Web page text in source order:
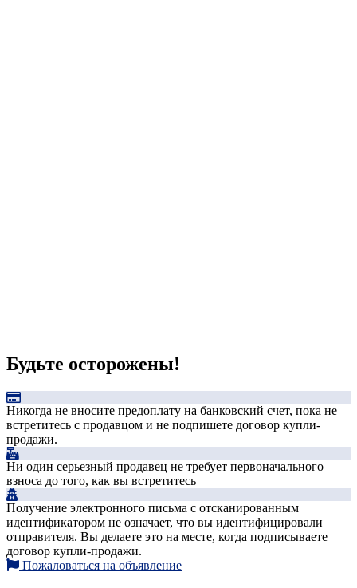
Будьте осторожены!
Никогда не вносите предоплату на банковский счет, пока не
встретитесь с продавцом и не подпишете договор купли-
продажи.
Ни один серьезный продавец не требует первоначального
взноса до того, как вы встретитесь
Получение электронного письма с отсканированным
идентификатором не означает, что вы идентифицировали
отправителя. Вы делаете это на месте, когда подписываете
договор купли-продажи.
Пожаловаться на объявление